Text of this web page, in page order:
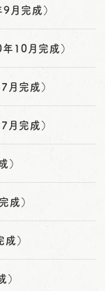
月完成）
10月完成）
完成）
完成）
）
成）
）